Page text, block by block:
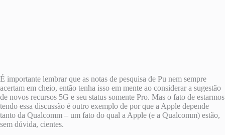
É importante lembrar que as notas de pesquisa de Pu nem sempre
acertam em cheio, então tenha isso em mente ao considerar a sugestão
de novos recursos 5G e seu status somente Pro. Mas o fato de estarmos
tendo essa discussão é outro exemplo de por que a Apple depende
tanto da Qualcomm – um fato do qual a Apple (e a Qualcomm) estão,
sem dúvida, cientes.